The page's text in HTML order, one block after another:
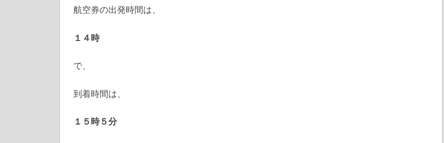
航空券の出発時間は、
１４時
で、
到着時間は、
１５時５分